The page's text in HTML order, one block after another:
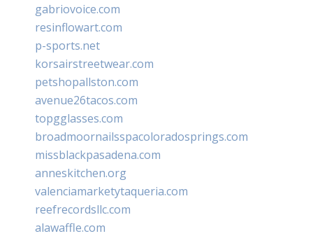
gabriovoice.com
resinflowart.com
p-sports.net
korsairstreetwear.com
petshopallston.com
avenue26tacos.com
topgglasses.com
broadmoornailsspacoloradosprings.com
missblackpasadena.com
anneskitchen.org
valenciamarketytaqueria.com
reefrecordsllc.com
alawaffle.com